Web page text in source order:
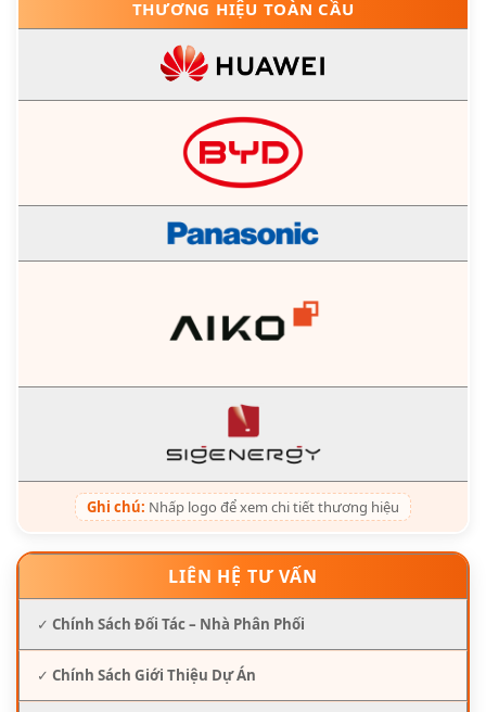
THƯƠNG HIỆU TOÀN CẦU
Ghi chú: Nhấp logo để xem chi tiết thương hiệu
LIÊN HỆ TƯ VẤN
✓ Chính Sách Đối Tác – Nhà Phân Phối
✓ Chính Sách Giới Thiệu Dự Án